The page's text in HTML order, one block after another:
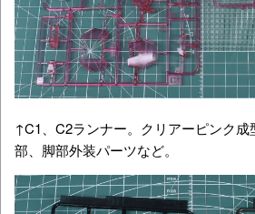
↑C1、C2ランナー。クリアーピンク
部、脚部外装パーツなど。